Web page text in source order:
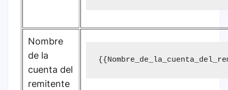
Nombre
de la
cuenta del
remitente